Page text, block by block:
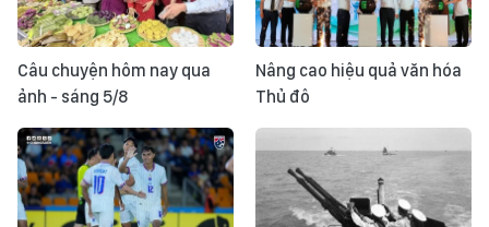
Câu chuyện hôm nay qua
ảnh - sáng 5/8
Nâng cao hiệu quả văn hóa
Thủ đô